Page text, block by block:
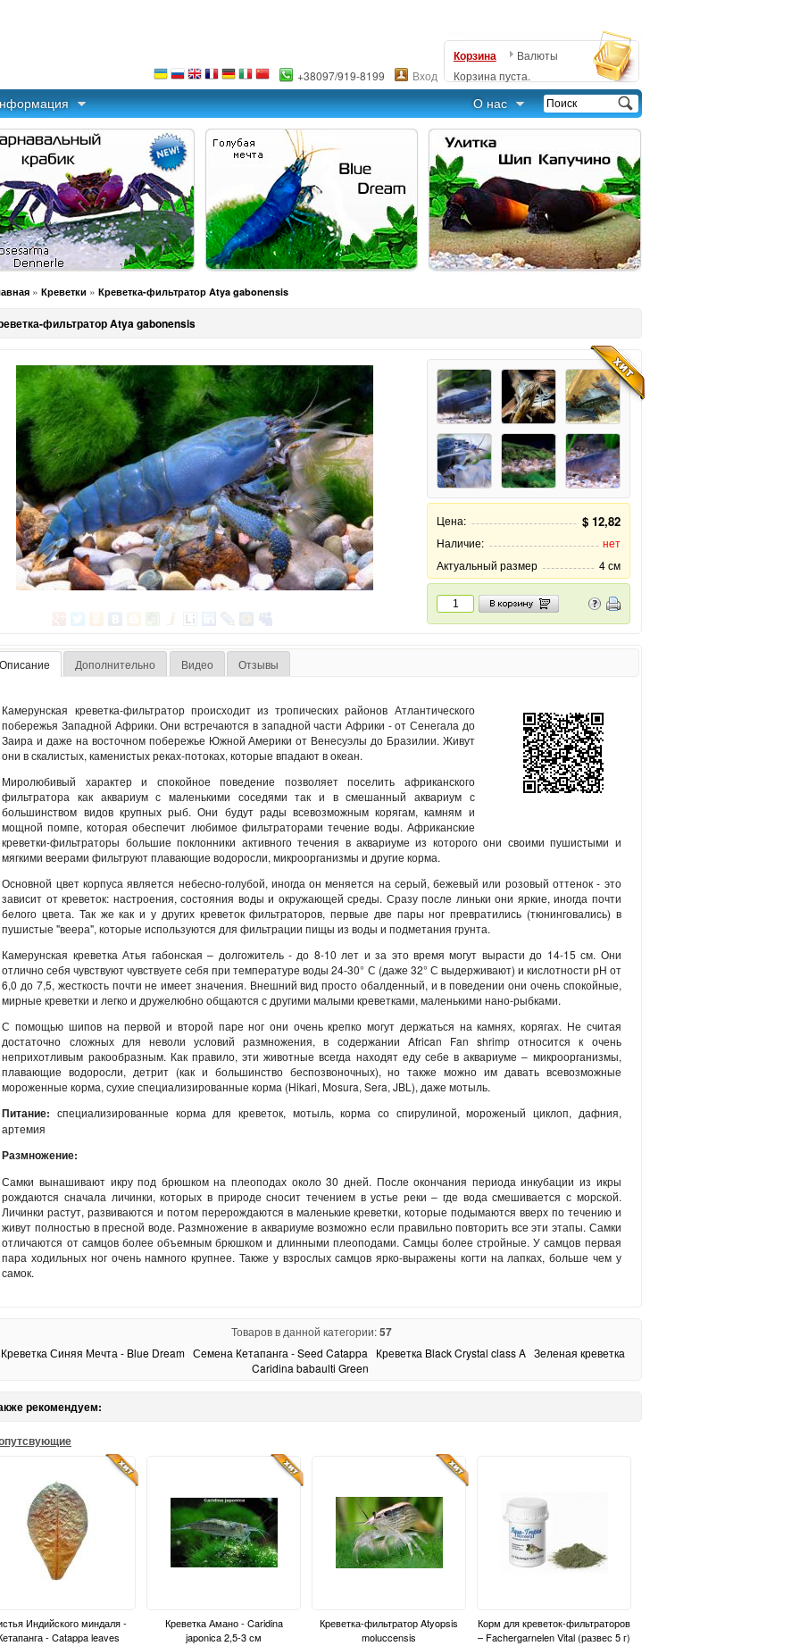
Валюты
Корзина
Корзина пуста.
+38097/919-8199 Вход
О нас
» Креветки » Креветка-фильтратор Atya gabonensis
фильтратор Atya gabonensis
Цена: $ 12,82
Наличие:
нет
Актуальный размер
4 см
Дополнительно Видео Отзывы
Камерунская креветка-фильтратор происходит из тропических районов Атлантического
побережья Западной Африки. Они встречаются в западной части Африки - от Сенегала до
Заира и даже на восточном побережье Южной Америки от Венесуэлы до Бразилии. Живут
они в скалистых, каменистых реках-потоках, которые впадают в океан.
Миролюбивый характер и спокойное поведение позволяет поселить африканского
фильтратора как аквариум с маленькими соседями так и в смешанный аквариум с
большинством видов крупных рыб. Они будут рады всевозможным корягам, камням и
мощной помпе, которая обеспечит любимое фильтраторами течение воды. Африканские
креветки-фильтраторы большие поклонники активного течения в аквариуме из которого они своими пушистыми и
мягкими веерами фильтруют плавающие водоросли, микроорганизмы и другие корма.
Основной цвет корпуса является небесно-голубой, иногда он меняется на серый, бежевый или розовый оттенок - это
зависит от креветок: настроения, состояния воды и окружающей среды. Сразу после линьки они яркие, иногда почти
белого цвета. Так же как и у других креветок фильтраторов, первые две пары ног превратились (тюнинговались) в
пушистые "веера", которые используются для фильтрации пищы из воды и подметания грунта.
Камерунская креветка Атья габонская – долгожитель - до 8-10 лет и за это время могут вырасти до 14-15 см. Они
отлично себя чувствуют чувствуете себя при температуре воды 24-30° С (даже 32° С выдерживают) и кислотности рН от
6,0 до 7,5, жесткость почти не имеет значения. Внешний вид просто обалденный, и в поведении они очень спокойные,
мирные креветки и легко и дружелюбно общаются с другими малыми креветками, маленькими нано-рыбками.
С помощью шипов на первой и второй паре ног они очень крепко могут держаться на камнях, корягах. Не считая
достаточно сложных для неволи условий размножения, в содержании African Fan shrimp относится к очень
неприхотливым ракообразным. Как правило, эти животные всегда находят еду себе в аквариуме – микроорганизмы,
плавающие водоросли, детрит (как и большинство беспозвоночных), но также можно им давать всевозможные
мороженные корма, сухие специализированные корма (Hikari, Mosura, Sera, JBL), даже мотыль.
Питание: специализированные корма для креветок, мотыль, корма со спирулиной, мороженый циклоп, дафния,
артемия
Размножение:
Самки вынашивают икру под брюшком на плеоподах около 30 дней. После окончания периода инкубации из икры
рождаются сначала личинки, которых в природе сносит течением в устье реки – где вода смешивается с морской.
Личинки растут, развиваются и потом перерождаются в маленькие креветки, которые подымаются вверх по течению и
живут полностью в пресной воде. Размножение в аквариуме возможно если правильно повторить все эти этапы. Самки
отличаются от самцов более объемным брюшком и длинными плеоподами. Самцы более стройные. У самцов первая
пара ходильных ног очень намного крупнее. Также у взрослых самцов ярко-выражены когти на лапках, больше чем у
самок.
Товаров в данной категории:57
Креветка Синяя Мечта - Blue Dream Семена Кетапанга - Seed Catappa Креветка Black Crystal class A Зеленая креветка
Caridina babaulti Green
рекомендуем:
Индийского миндаля -
- Catappa leaves
Креветка Амано - Caridina
japonica 2,5-3 см
Креветка-фильтратор Atyopsis
moluccensis
Корм для креветок-фильтраторов
– Fachergarnelen Vital (развес 5 г)